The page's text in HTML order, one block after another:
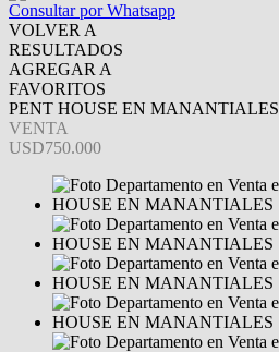
Consultar por Whatsapp
VOLVER A
RESULTADOS
AGREGAR A
FAVORITOS
PENT HOUSE EN MANANTIALES
VENTA
USD750.000